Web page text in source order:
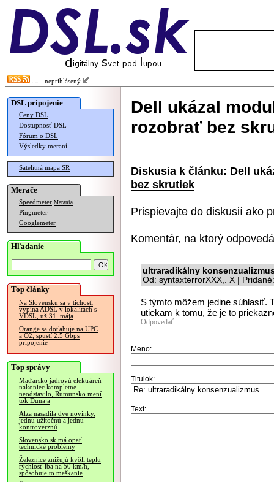
neprihlásený
DSL pripojenie
Ceny DSL
Dostupnosť DSL
Fórum o DSL
Výsledky meraní
Satelitná mapa SR
Merače
Speedmeter Merania
Pingmeter
Googlemeter
Hľadanie
Top články
Na Slovensku sa v tichosti
vypína ADSL v lokalitách s
VDSL, už 31. mája
Orange sa doťahuje na UPC
a O2, spustí 2.5 Gbps
pripojenie
Top správy
Maďarsko jadrovú elektráreň
nakoniec kompletne
neodstavilo, Rumunsko mení
tok Dunaja
Alza nasadila dve novinky,
jednu užitočnú a jednu
kontroverznú
Slovensko.sk má opäť
technické problémy
Železnice znižujú kvôli teplu
rýchlosť iba na 50 km/h,
spôsobuje to meškanie
Dell ukázal
rozobrať bez
Diskusia k článku: Dell
bez skrutiek
Prispievajte do diskusií ako
Komentár, na ktorý
ultraradikálny
Od: syntaxterrorXXX,. X |
S týmto môžem jedine súhlasiť.
utiekam k tomu, že je to
Odpovedať
Meno:
Titulok:
Text: